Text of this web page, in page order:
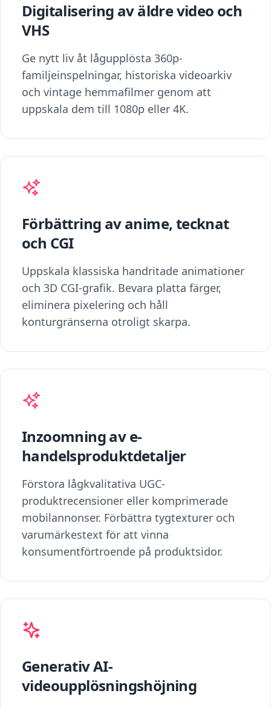
Digitalisering av äldre video och
VHS
Ge nytt liv åt lågupplösta 360p-
familjeinspelningar, historiska videoarkiv
och vintage hemmafilmer genom att
uppskala dem till 1080p eller 4K.
Förbättring av anime, tecknat
och CGI
Uppskala klassiska handritade animationer
och 3D CGI-grafik. Bevara platta färger,
eliminera pixelering och håll
konturgränserna otroligt skarpa.
Inzoomning av e-
handelsproduktdetaljer
Förstora lågkvalitativa UGC-
produktrecensioner eller komprimerade
mobilannonser. Förbättra tygtexturer och
varumärkestext för att vinna
konsumentförtroende på produktsidor.
Generativ AI-
videoupplösningshöjning